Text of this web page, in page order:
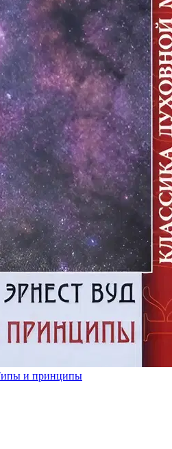
и принципы